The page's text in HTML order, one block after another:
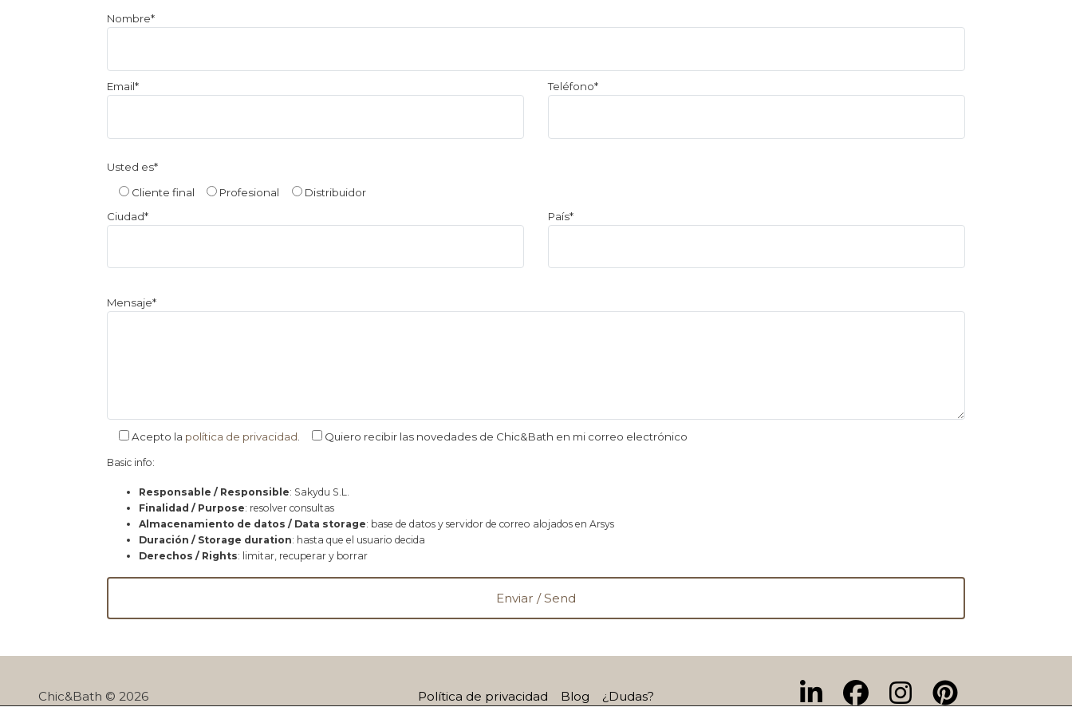
Por
este
campo
Nombre*
Email* Teléfono*
Usted es*
Cliente final
Profesional
Distribuidor
Ciudad*
País*
Mensaje*
Acepto la política de privacidad Quiero recibir las novedades de Chic&Bath en mi correo electrónico
Basic info:
Responsable / Responsible: Sakydu S.L.
Finalidad / Purpose: resolver consultas
Almacenamiento de datos / Data storage: base de datos y servidor de correo alojados en Arsys
Duración / Storage duration: hasta que el usuario decida
Derechos / Rights: limitar, recuperar y borrar
Chic&Bath © 2026 Política de privacidad Blog ¿Dudas?